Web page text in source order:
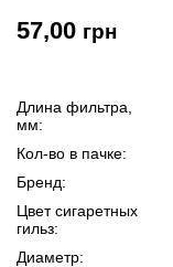
57,00 грн
Длина фильтра,
мм:
Кол-во в пачке:
Бренд:
Цвет сигаретных
гильз:
Диаметр: